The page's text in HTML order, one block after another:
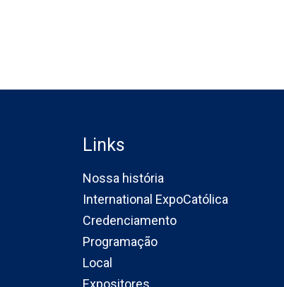
Links
Nossa história
International ExpoCatólica
Credenciamento
Programação
Local
Expositores